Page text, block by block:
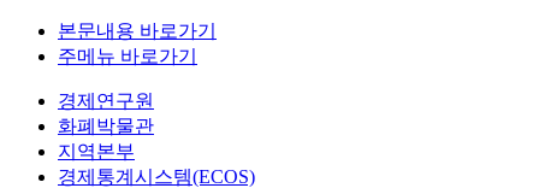
본문내용 바로가기
주메뉴 바로가기
경제연구원
화폐박물관
지역본부
경제통계시스템(ECOS)